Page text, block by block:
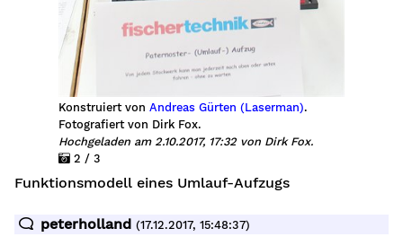
Konstruiert von Andreas Gürten (Laserman).
Fotografiert von Dirk Fox.
Hochgeladen am 2.10.2017, 17:32 von Dirk Fox.
2 / 3
Funktionsmodell eines Umlauf-Aufzugs
peterholland (17.12.2017, 15:48:37)